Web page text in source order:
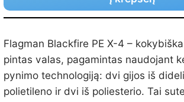
Flagman Blackfire PE X-4 –
pintas valas, pagamintas naudojant
pynimo technologiją: dvi gijos iš
polietileno ir dvi iš poliesterio. Tai